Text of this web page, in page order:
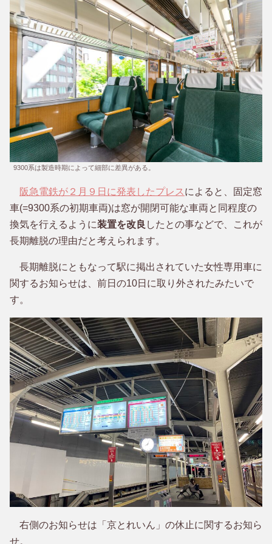
9300系は製造時期によって細部に差異がある。
阪急電鉄が２月９日に発表したプレス によると、固定窓
車(=9300系の初期車両)は窓が開閉可能な車両と同程度の
換気を行えるように装置を改良 したとの事などで、これが
長期離脱の理由だと考えられます。
長期離脱にともなって駅に掲出されていた女性専用車に
関するお知らせは、前日の10日に取り外されたみたいで
す。
右側のお知らせは「京とれいん」の休止に関するお知ら
せ。